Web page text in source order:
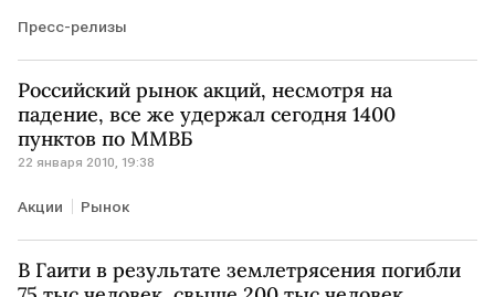
Пресс-релизы
Российский рынок акций, несмотря на
падение, все же удержал сегодня 1400
пунктов по ММВБ
22 января 2010, 19:38
Акции Рынок
В Гаити в результате землетрясения погибли